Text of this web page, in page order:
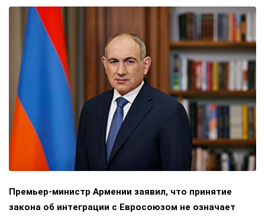
Премьер-министр Армении заявил, что принятие
закона об интеграции с Евросоюзом не означает